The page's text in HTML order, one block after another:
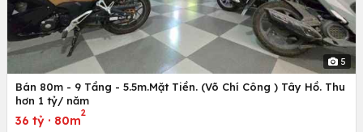
5
Bán 80m - 9 Tầng - 5.5m.Mặt Tiền. (Võ Chí Công ) Tây Hồ. Thu
hơn 1 tỷ/ năm
36 tỷ · 80m
2